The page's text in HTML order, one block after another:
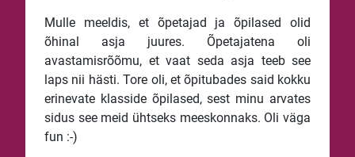
Mulle meeldis, et õpetajad ja õpilased olid
õhinal asja juures. Õpetajatena oli
avastamisrõõmu, et vaat seda asja teeb see
laps nii hästi. Tore oli, et õpitubades said kokku
erinevate klasside õpilased, sest minu arvates
sidus see meid ühtseks meeskonnaks. Oli väga
fun :-)